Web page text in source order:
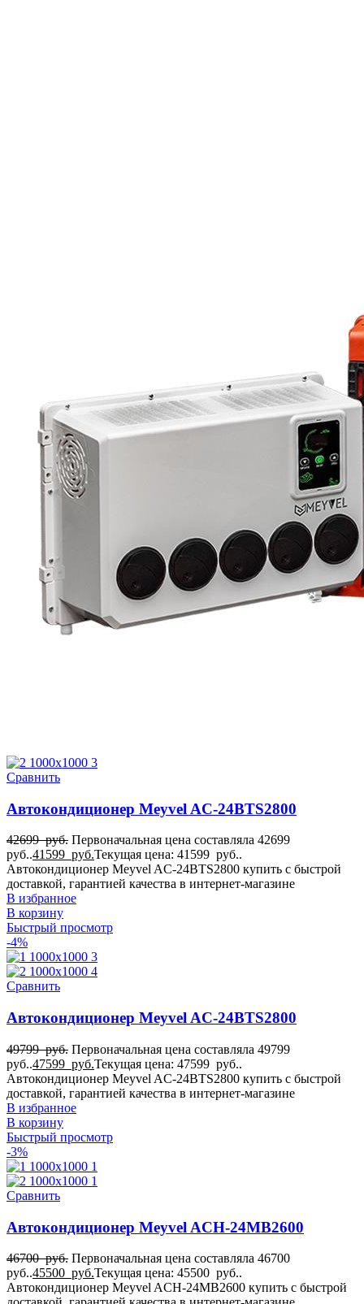
Сравнить
Автокондиционер Meyvel AC-24BTS2800
42699руб. Первоначальная цена составляла 42699
руб..41599 руб.Текущая цена: 41599 руб..
Автокондиционер Meyvel AC-24BTS2800 купить с быстрой
доставкой, гарантией качества в интернет-магазине
В избранное
В корзину
Быстрый просмотр
-4%
Сравнить
Автокондиционер Meyvel AC-24BTS2800
49799руб. Первоначальная цена составляла 49799
руб..47599 руб.Текущая цена: 47599 руб..
Автокондиционер Meyvel AC-24BTS2800 купить с быстрой
доставкой, гарантией качества в интернет-магазине
В избранное
В корзину
Быстрый просмотр
-3%
Сравнить
Автокондиционер Meyvel ACH-24MB2600
46700руб. Первоначальная цена составляла 46700
руб..45500 руб.Текущая цена: 45500 руб..
Автокондиционер Meyvel ACH-24MB2600 купить с быстрой